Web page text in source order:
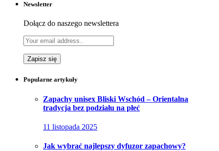
Newsletter
Dołącz do naszego newslettera
Popularne artykuły
Zapachy unisex Bliski Wschód – Orientalna
tradycja bez podziału na płeć
11 listopada 2025
Jak wybrać najlepszy dyfuzor zapachowy?